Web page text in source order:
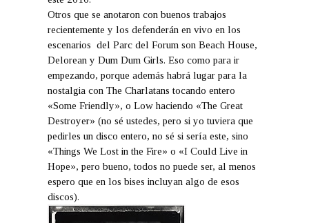
Otros que se anotaron con buenos trabajos
recientemente y los defenderán en vivo en los
escenarios del Parc del Forum son Beach House,
Delorean y Dum Dum Girls. Eso como para ir
empezando, porque además habrá lugar para la
nostalgia con The Charlatans tocando entero
«Some Friendly», o Low haciendo «The Great
Destroyer» (no sé ustedes, pero si yo tuviera que
pedirles un disco entero, no sé si sería este, sino
«Things We Lost in the Fire» o «I Could Live in
Hope», pero bueno, todos no puede ser, al menos
espero que en los bises incluyan algo de esos
discos).